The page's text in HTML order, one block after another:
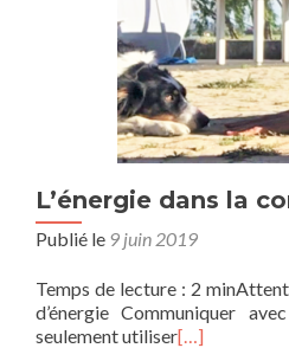
L’énergie dans la
Publié le 9 juin 2019
Temps de lecture : 2
d’énergie Communiquer
seulement utiliser[…]